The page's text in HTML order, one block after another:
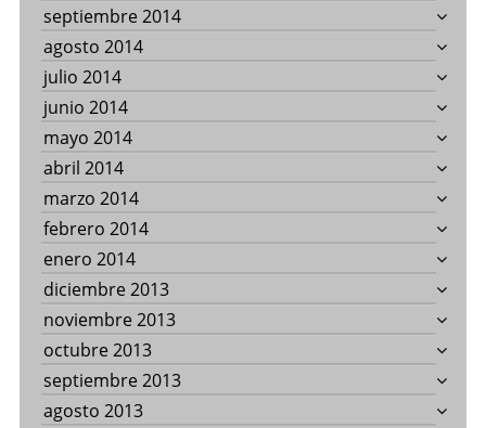
septiembre 2014
agosto 2014
julio 2014
junio 2014
mayo 2014
abril 2014
marzo 2014
febrero 2014
enero 2014
diciembre 2013
noviembre 2013
octubre 2013
septiembre 2013
agosto 2013